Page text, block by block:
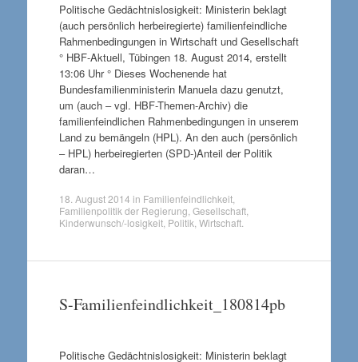
Politische Gedächtnislosigkeit: Ministerin beklagt
(auch persönlich herbeiregierte) familienfeindliche
Rahmenbedingungen in Wirtschaft und Gesellschaft
° HBF-Aktuell, Tübingen 18. August 2014, erstellt
13:06 Uhr ° Dieses Wochenende hat
Bundesfamilienministerin Manuela dazu genutzt,
um (auch – vgl. HBF-Themen-Archiv) die
familienfeindlichen Rahmenbedingungen in unserem
Land zu bemängeln (HPL). An den auch (persönlich
– HPL) herbeiregierten (SPD-)Anteil der Politik
daran…
18. August 2014 in Familienfeindlichkeit,
Familienpolitik der Regierung Gesellschaft,
Kinderwunsch/-losigkeit, Politik Wirtschaft.
S-Familienfeindlichkeit_180814pb
Politische Gedächtnislosigkeit: Ministerin beklagt